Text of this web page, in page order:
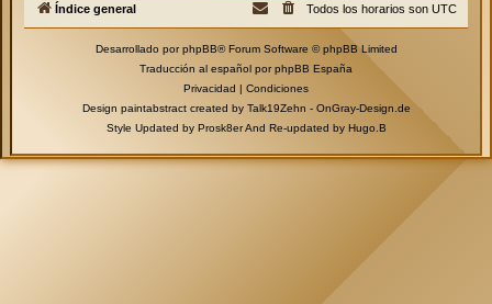
Índice general Todos los horarios son UTC
Desarrollado porphpBB® Forum Software © phpBB Limited
Traducción al español porphpBB España
Privacidad | Condiciones
Design paintabstract created by Talk19Zehn - OnGray-Design.de
Style Updated by Prosk8erAnd Re-updated by Hugo.B